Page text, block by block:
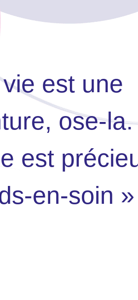
est une
ose-la.
est
en-soin »